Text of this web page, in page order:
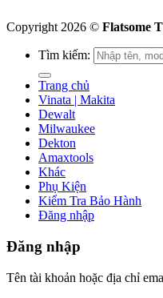
Copyright 2026 © Flatsome
Tìm kiếm:
Trang chủ
Vinata | Makita
Dewalt
Milwaukee
Dekton
Amaxtools
Khác
Phụ Kiện
Kiểm Tra Bảo Hành
Đăng nhập
Đăng nhập
Tên tài khoản hoặc địa chỉ